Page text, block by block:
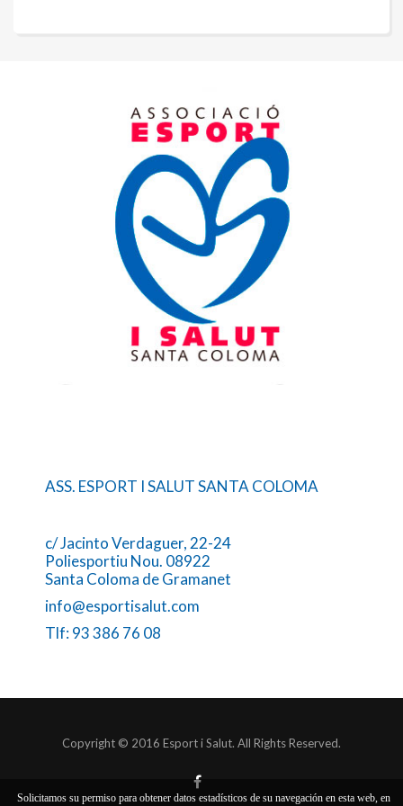
ASS. ESPORT I SALUT SANTA COLOMA
c/ Jacinto Verdaguer, 22-24
Poliesportiu Nou. 08922
Santa Coloma de Gramanet
info@esportisalut.com
Tlf: 93 386 76 08
Copyright © 2016 Esport i Salut. All Rights Reserved.
Solicitamos su permiso para obtener datos estadísticos de su navegación en esta web, en